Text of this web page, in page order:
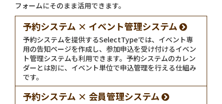
フォームにそのまま活用できます。
予約システム × イベント管理システム
予約システムを提供するSelectTypeでは、イベント専
用の告知ページを作成し、参加申込を受け付けるイベン
ト管理システムも利用できます。予約システムのカレン
ダーとは別に、イベント単位で申込管理を行える仕組み
です。
予約システム × 会員管理システム